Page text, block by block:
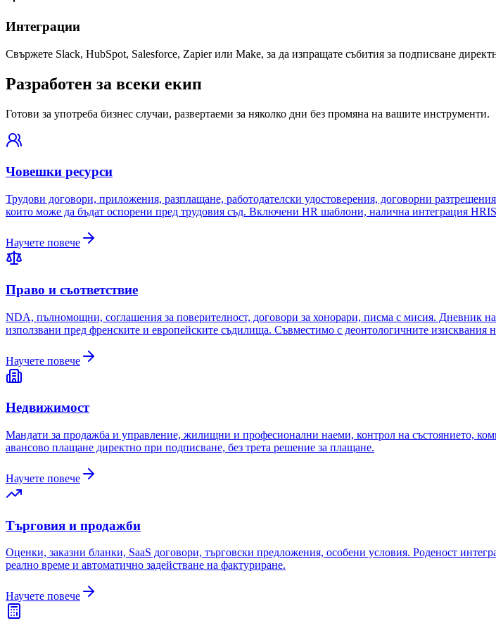
Интеграции
Свържете Slack, HubSpot, Salesforce, Zapier или Make, за да изпращате събития за подписване
Разработен за всеки екип
Готови за употреба бизнес случаи, развертаеми за няколко дни без промяна на вашите инструменти.
Човешки ресурси
Трудови договори, приложения, разплащане, работодателски удостоверения, договорни
които може да бъдат оспорени пред трудовия съд. Включени HR шаблони, налична интеграция
Научете повече
Право и съответствие
NDA, пълномощни, соглашения за поверителност, договори за хонорари, писма с мисия. Дневник
използвани пред френските и европейските съдилища. Съвместимо с деонтологичните изисквания
Научете повече
Недвижимост
Мандати за продажба и управление, жилищни и професионални наеми, контрол на състоянието,
авансово плащане директно при подписване, без трета решение за плащане.
Научете повече
Търговия и продажби
Оценки, заказни бланки, SaaS договори, търговски предложения, особени условия. Роденост
реално време и автоматично задействане на фактуриране.
Научете повече